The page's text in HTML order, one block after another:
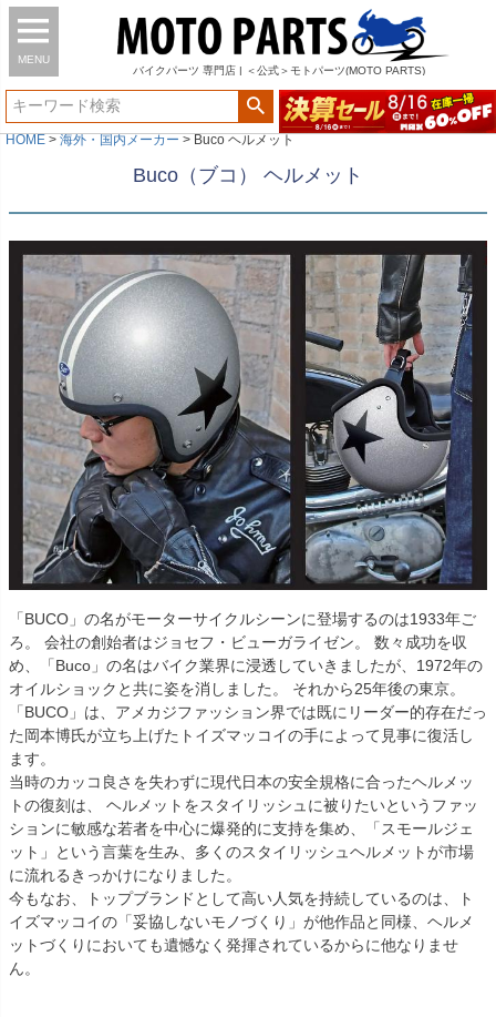
MENU
バイク パーツ 専門店 | ＜公式＞モトパーツ(MOTO PARTS)
HOME 海外・国内メーカー Buco ヘルメット
Buco（ブコ） ヘルメット
「BUCO」の名がモーターサイクルシーンに登場するのは1933年ご
ろ。 会社の創始者はジョセフ・ビューガライゼン。 数々成功を収
め、「Buco」の名はバイク業界に浸透していきましたが、1972年の
オイルショックと共に姿を消しました。 それから25年後の東京。
「BUCO」は、アメカジファッション界では既にリーダー的存在だっ
た岡本博氏が立ち上げたトイズマッコイの手によって見事に復活し
ます。
当時のカッコ良さを失わずに現代日本の安全規格に合ったヘルメッ
トの復刻は、 ヘルメットをスタイリッシュに被りたいというファッ
ションに敏感な若者を中心に爆発的に支持を集め、「スモールジェ
ット」という言葉を生み、多くのスタイリッシュヘルメットが市場
に流れるきっかけになりました。
今もなお、トップブランドとして高い人気を持続しているのは、ト
イズマッコイの「妥協しないモノづくり」が他作品と同様、ヘルメ
ットづくりにおいても遺憾なく発揮されているからに他なりませ
ん。